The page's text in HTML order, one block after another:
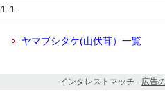
1
ヤマブシタケ(山伏茸）一覧
インタレストマッチ - 広告